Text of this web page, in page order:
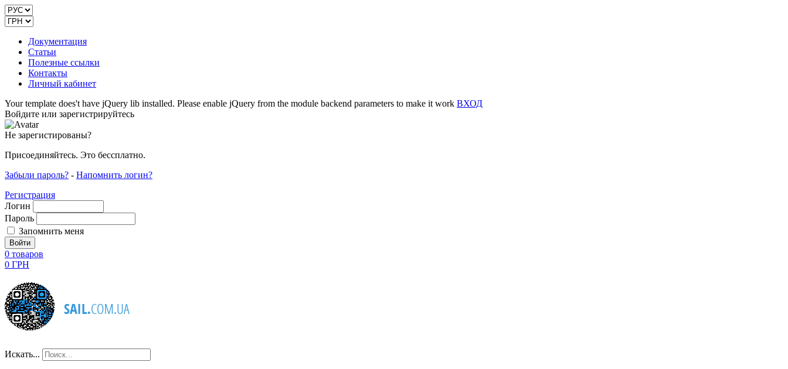
Документация
Статьи
Полезные ссылки
Контакты
Личный кабинет
Your template does't have jQuery lib installed. Please enable jQuery from the module backend parameters to make it work ВХОД
Войдите или зарегистрируйтесь
Не зарегистированы?
Присоединяйтесь. Это бессплатно.
Забыли пароль? - Напомнить логин?
Регистрация
Логин
Пароль
Запомнить меня
0 товаров
0 ГРН
Искать...